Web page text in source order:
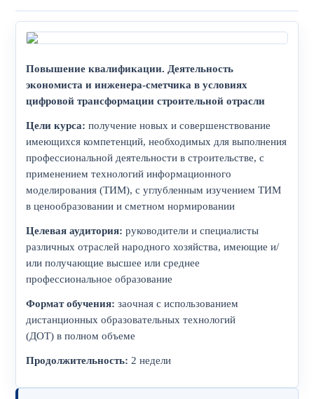
Повышение квалификации. Деятельность
экономиста и инженера-сметчика в условиях
цифровой трансформации строительной отрасли
Цели курса: получение новых и совершенствование
имеющихся компетенций, необходимых для выполнения
профессиональной деятельности в строительстве, с
применением технологий информационного
моделирования (ТИМ), с углубленным изучением ТИМ
в ценообразовании и сметном нормировании
Целевая аудитория: руководители и специалисты
различных отраслей народного хозяйства, имеющие и/
или получающие высшее или среднее
профессиональное образование
Формат обучения: заочная с использованием
дистанционных образовательных технологий
(ДОТ) в полном объеме
Продолжительность: 2 недели